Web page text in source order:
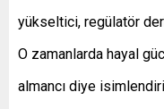
yükseltici, regülatör
O zamanlarda hayal
almancı diye